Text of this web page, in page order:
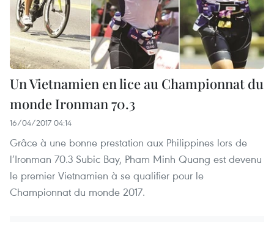
Un Vietnamien en lice au Championnat du
monde Ironman 70.3
16/04/2017 04:14
Grâce à une bonne prestation aux Philippines lors de
l’Ironman 70.3 Subic Bay, Pham Minh Quang est devenu
le premier Vietnamien à se qualifier pour le
Championnat du monde 2017.